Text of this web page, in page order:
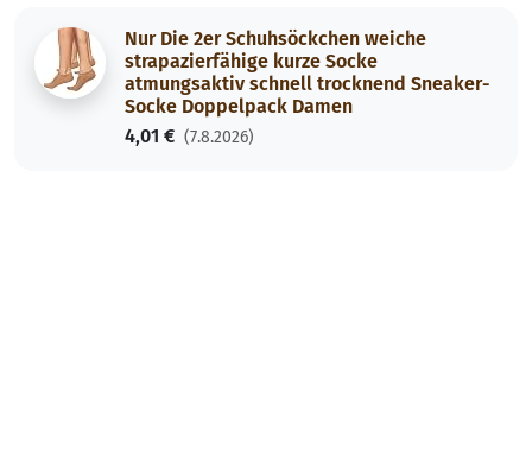
Nur Die 2er Schuhsöckchen weiche
strapazierfähige kurze Socke
atmungsaktiv schnell trocknend Sneaker-
Socke Doppelpack Damen
4,01 € (7.8.2026)